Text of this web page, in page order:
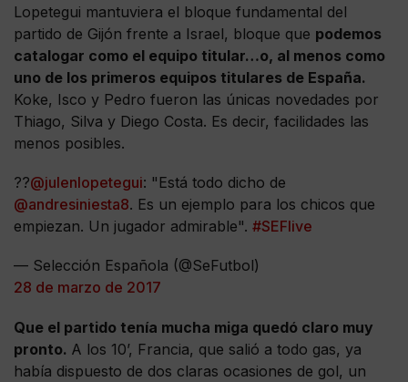
Lopetegui mantuviera el bloque fundamental del
partido de Gijón frente a Israel, bloque que podemos
catalogar como el equipo titular…o, al menos como
uno de los primeros equipos titulares de España.
Koke, Isco y Pedro fueron las únicas novedades por
Thiago, Silva y Diego Costa. Es decir, facilidades las
menos posibles.
??@julenlopetegui: "Está todo dicho de
@andresiniesta8. Es un ejemplo para los chicos que
empiezan. Un jugador admirable". #SEFlive
— Selección Española (@SeFutbol)
28 de marzo de 2017
Que el partido tenía mucha miga quedó claro muy
pronto. A los 10’, Francia, que salió a todo gas, ya
había dispuesto de dos claras ocasiones de gol, un